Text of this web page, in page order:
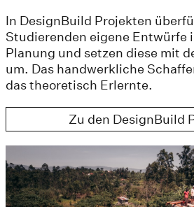
In DesignBuild Projekten
Studierenden eigene Entwürfe
Planung und setzen diese mit
um. Das handwerkliche
das theoretisch Erlernte.
Zu den DesignBuild